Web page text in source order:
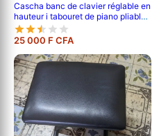
Cascha banc de clavier réglable en
hauteur i tabouret de piano pliable i
banc de piano rembourré & facile à
nettoyer i recouvert de simili cuir
noir mat
25 000 F CFA